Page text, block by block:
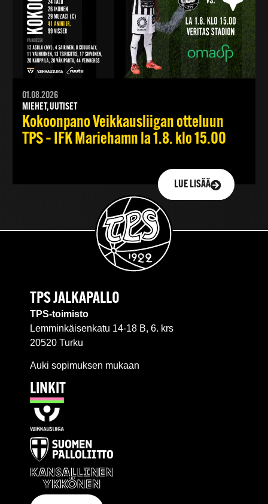
01.08.2026
MIEHET, UUTISET
Kokoonpano Veikkausliigan otteluun
TPS – IFK Mariehamn la 1.8. klo 15.00
LUE LISÄÄ
TPS JALKAPALLO
TPS-toimisto
Lemminkäisenkatu 14-18 B, 6. krs
20520 Turku
Auki sopimuksen mukaan
LINKIT